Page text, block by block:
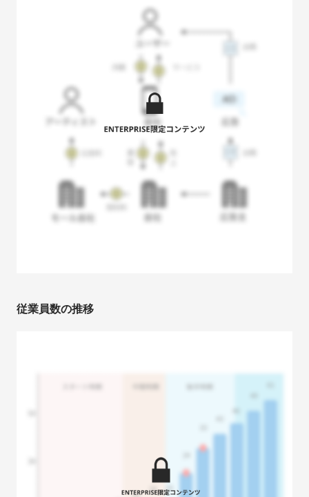
従業員数の推移